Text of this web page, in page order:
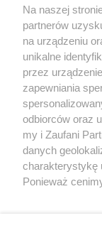
O FIRMIE
REKLAMA
Tcz24
Na naszej
partnerów
na urządzeniu
unikalne
przez
zapewniania
odbiorców oraz
my i Zaufani
danych
charakterystykę
Ponieważ